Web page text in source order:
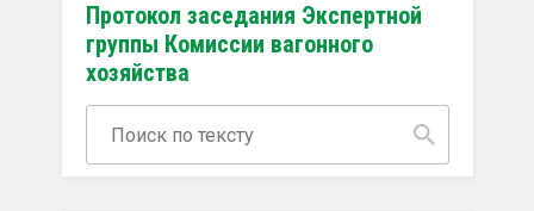
Протокол заседания Экспертной
группы Комиссии вагонного
хозяйства